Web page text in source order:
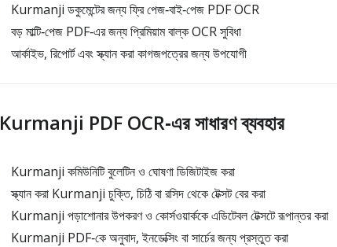
Kurmanji ডকুমেন্টের জন্য ফ্রি পেজ‑বাই‑পেজ PDF OCR
বড় মাল্টি‑পেজ PDF‑এর জন্য প্রিমিয়াম বাল্ক OCR সুবিধা
আর্কাইভ, রিপোর্ট এবং স্ক্যান করা কাগজপত্রের জন্য উপযোগী
Kurmanji PDF OCR‑এর সাধারণ ব্যবহার
Kurmanji কমিউনিটি বুলেটিন ও ঘোষণা ডিজিটাইজ করা
স্ক্যান করা Kurmanji চুক্তি, চিঠি বা রসিদ থেকে টেক্সট বের করা
Kurmanji পড়াশোনার উপকরণ ও কোর্সওয়ার্ককে এডিটেবল টেক্সটে রূপান্তর করা
Kurmanji PDF‑কে অনুবাদ, ইনডেক্সিং বা সার্চের জন্য প্রস্তুত করা